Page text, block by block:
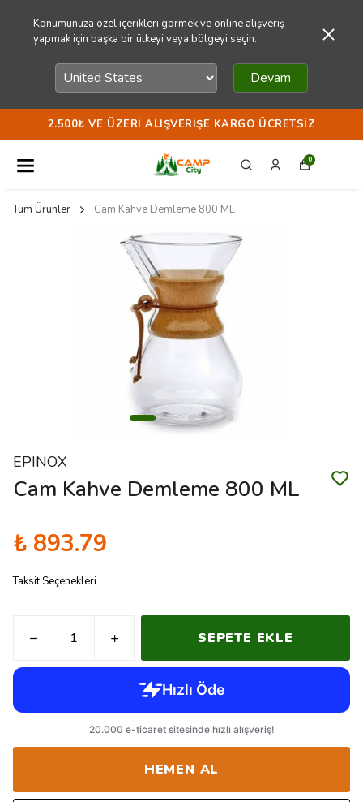
Konumunuza özel içerikleri görmek ve online alışveriş
yapmak için başka bir ülkeyi veya bölgeyi seçin.
Devam
2.500₺ VE ÜZERI ALIŞVERIŞE KARGO ÜCRETSIZ
0
Tüm Ürünler Cam Kahve Demleme 800 ML
EPINOX
Cam Kahve Demleme 800 ML
₺ 893.79
Taksit Seçenekleri
SEPETE EKLE
HEMEN AL